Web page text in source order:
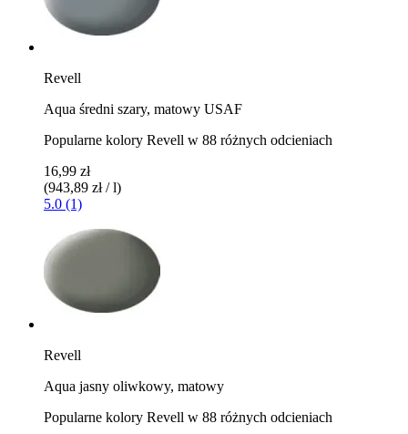
Revell
Aqua średni szary, matowy USAF
Popularne kolory Revell w 88 różnych odcieniach
16,99 zł
(943,89 zł / l)
5.0 (1)
Revell
Aqua jasny oliwkowy, matowy
Popularne kolory Revell w 88 różnych odcieniach